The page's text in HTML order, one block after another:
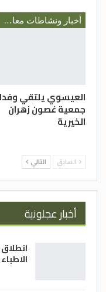
أخبار ونشاطات معالي رئيس الديوان الملكي السيد يوسف العيسوي
العيسوي يلتقي
جمعية غصون زهران
الخيرية
السابق التالي
أخبار عجلونية